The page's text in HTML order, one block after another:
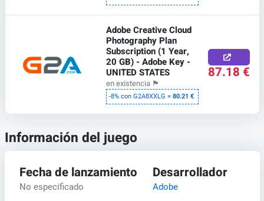
Adobe Creative Cloud
Photography Plan
Subscription (1 Year,
20 GB) - Adobe Key -
UNITED STATES
en existencia 🏴
-8% con G2A8XXLG =80.21 €
87.18 €
Información del juego
Fecha de lanzamiento
No especificado
Desarrollador
Adobe